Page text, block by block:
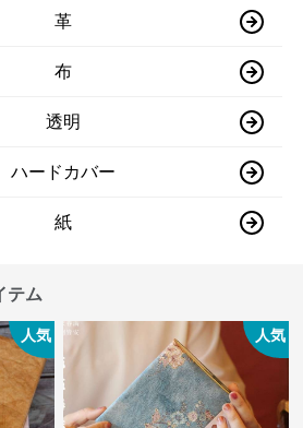
革
布
透明
ハードカバー
紙
テム
人気 人気